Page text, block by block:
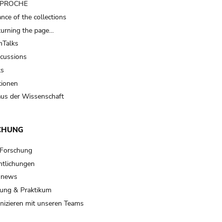
of the collections
the page…
der Wissenschaft
& Praktikum
mit unseren Teams